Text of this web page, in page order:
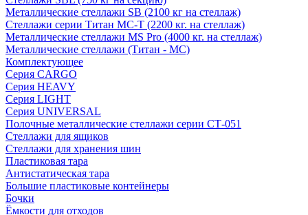
Металлические стеллажи SB (2100 кг на стеллаж)
Стеллажи серии Титан МС-Т (2200 кг. на стеллаж)
Металлические стеллажи MS Pro (4000 кг. на стеллаж)
Металлические стеллажи (Титан - МС)
Комплектующее
Серия CARGO
Серия HEAVY
Серия LIGHT
Серия UNIVERSAL
Полочные металлические стеллажи серии СТ-051
Стеллажи для ящиков
Стеллажи для хранения шин
Пластиковая тара
Антистатическая тара
Большие пластиковые контейнеры
Бочки
Ёмкости для отходов